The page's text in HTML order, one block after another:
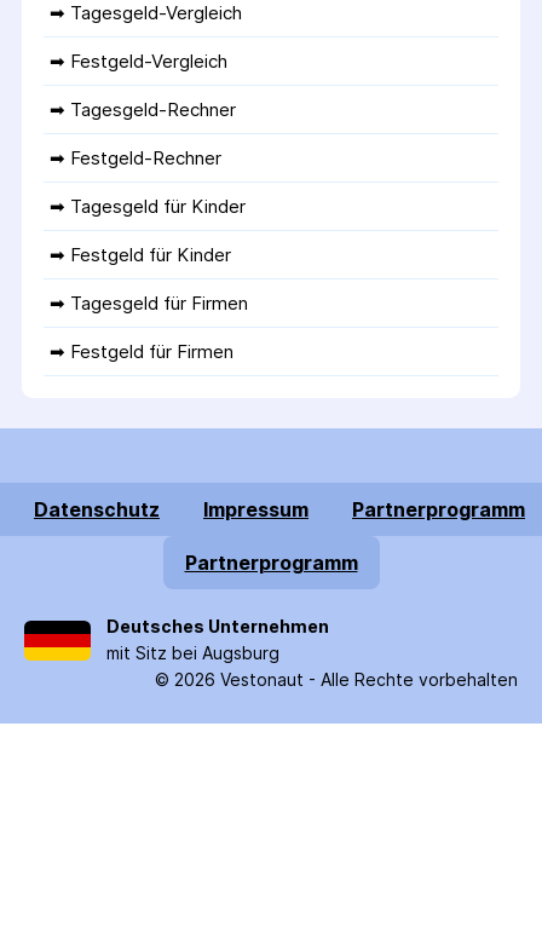
➡ Tagesgeld-Vergleich
➡ Festgeld-Vergleich
➡ Tagesgeld-Rechner
➡ Festgeld-Rechner
➡ Tagesgeld für Kinder
➡ Festgeld für Kinder
➡ Tagesgeld für Firmen
➡ Festgeld für Firmen
Datenschutz Impressum Partnerprogramm
Partnerprogramm
Deutsches Unternehmen
mit Sitz bei Augsburg
© 2026 Vestonaut - Alle Rechte vorbehalten